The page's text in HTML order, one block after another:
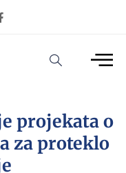
projekata o
za proteklo